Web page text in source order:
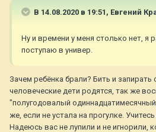
В 14.08.2020 в 19:51, Евгений
Ну и времени у меня столько нет, я
поступаю в универ.
Зачем ребёнка брали? Бить и запирать
человеческие дети родятся, так же
"полугодовалый
же, если не устала на прогулке.
Надеюсь вас не лупили и не